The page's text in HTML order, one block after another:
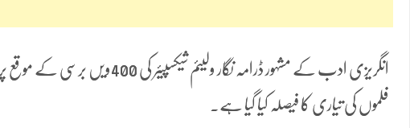
فلموں کی تیاری کا فیصلہ کیا گیا ہے۔